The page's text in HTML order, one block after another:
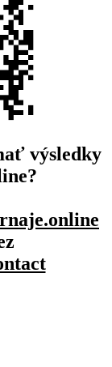
výsledky